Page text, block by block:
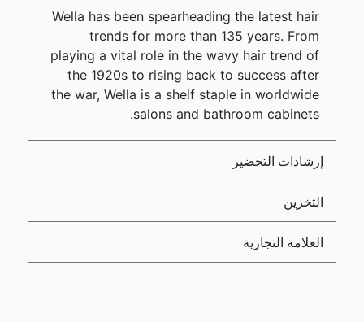
Wella has been spearheading the latest hair
trends for more than 135 years. From
playing a vital role in the wavy hair trend of
the 1920s to rising back to success after
the war, Wella is a shelf staple in worldwide
salons and bathroom cabinets.
إرشادات التحضير
التخزين
العلامة التجارية